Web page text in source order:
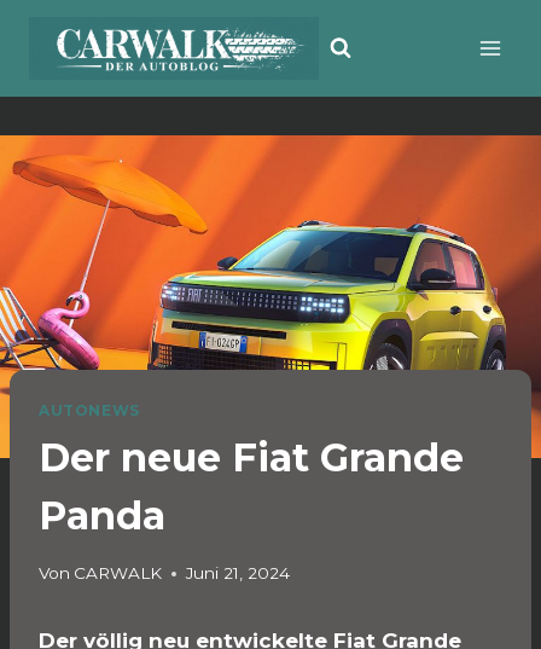
Inhalt
AUTONEWS
Der neue Fiat Grande
Panda
Von CARWALK Juni 21, 2024
Der völlig neu entwickelte Fiat Grande